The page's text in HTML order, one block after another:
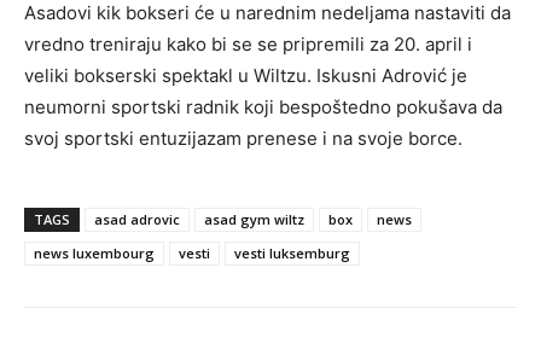
Asadovi kik bokseri će u narednim nedeljama nastaviti da
vredno treniraju kako bi se se pripremili za 20. april i
veliki bokserski spektakl u Wiltzu. Iskusni Adrović je
neumorni sportski radnik koji bespoštedno pokušava da
svoj sportski entuzijazam prenese i na svoje borce.
TAGS asad adrovic asad gym wiltz box
news
news luxembourg
vesti vesti luksemburg